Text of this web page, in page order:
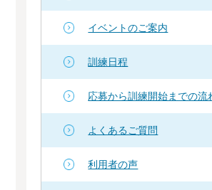
イベントのご案内
訓練日程
応募から訓練開始までの流
よくあるご質問
利用者の声